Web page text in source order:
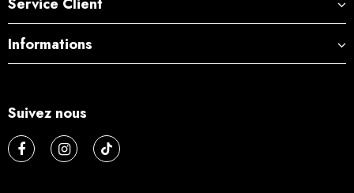
Informations
Suivez nous